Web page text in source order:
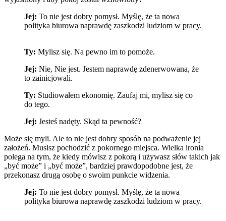
Jej: To nie jest dobry pomysł. Myślę, że ta nowa
polityka biurowa naprawdę zaszkodzi ludziom w pracy.
Ty: Mylisz się. Na pewno im to pomoże.
Jej: Nie, Nie jest. Jestem naprawdę zdenerwowana, że
to zainicjowali.
Ty: Studiowałem ekonomię. Zaufaj mi, mylisz się co
do tego.
Jej: Jesteś nadęty. Skąd ta pewność?
Może się myli. Ale to nie jest dobry sposób na podważenie jej
założeń. Musisz pochodzić z pokornego miejsca. Wielka ironia
polega na tym, że kiedy mówisz z pokorą i używasz słów takich jak
„być może” i „być może”, bardziej prawdopodobne jest, że
przekonasz drugą osobę o swoim punkcie widzenia.
Jej: To nie jest dobry pomysł. Myślę, że ta nowa
polityka biurowa naprawdę zaszkodzi ludziom w pracy.